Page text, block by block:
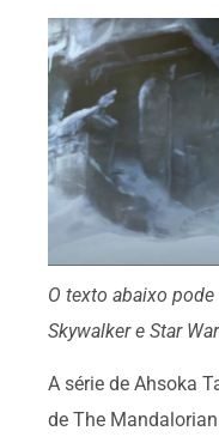
O texto abaixo
Skywalker e Star
A série de Ahsoka
de The